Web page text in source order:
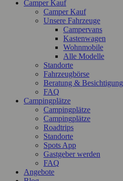
Camper Kauf
Camper Kauf
Unsere Fahrzeuge
Campervans
Kastenwagen
Wohnmobile
Alle Modelle
Standorte
Fahrzeugbörse
Beratung & Besichtigung
FAQ
Campingplätze
Campingplätze
Campingplätze
Roadtrips
Standorte
Spots App
Gastgeber werden
FAQ
Angebote